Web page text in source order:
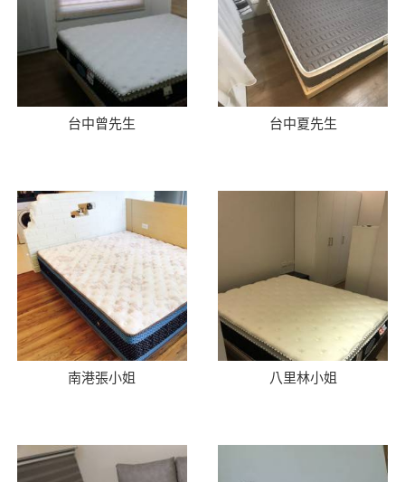
台中曾先生 台中夏先生
南港張小姐 八里林小姐